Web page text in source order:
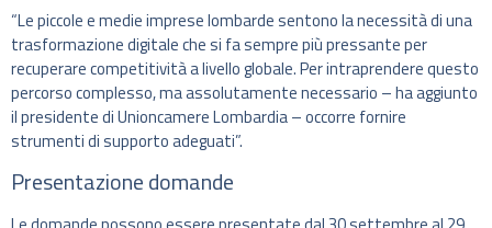
“Le piccole e medie imprese lombarde sentono la necessità di una
trasformazione digitale che si fa sempre più pressante per
recuperare competitività a livello globale. Per intraprendere questo
percorso complesso, ma assolutamente necessario – ha aggiunto
il presidente di Unioncamere Lombardia – occorre fornire
strumenti di supporto adeguati”.
Presentazione domande